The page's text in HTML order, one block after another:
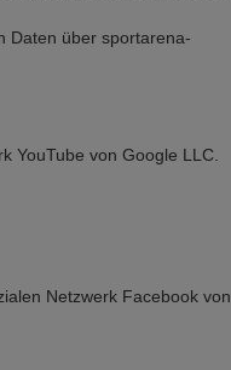
Daten über sportarena-
YouTube von Google LLC.
Netzwerk Facebook von